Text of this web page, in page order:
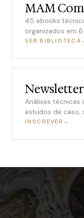
MAM
45 ebooks
organizados em
VER BIBLIOTECA
Análises técnicas
estudos de caso,
INSCREVER